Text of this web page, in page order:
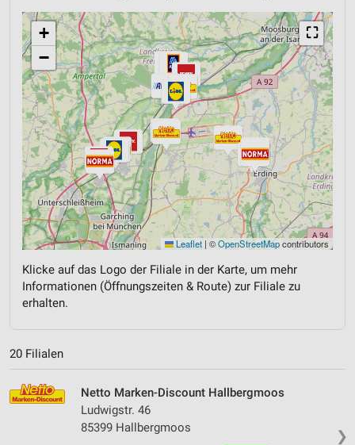
⛶
+
−
Leaflet | ©OpenStreetMapcontributors
Klicke auf das Logo der Filiale in der Karte, um mehr
Informationen (Öffnungszeiten & Route) zur Filiale zu
erhalten.
20 Filialen
❯
Netto Marken-Discount Hallbergmoos
Ludwigstr. 46
85399 Hallbergmoos